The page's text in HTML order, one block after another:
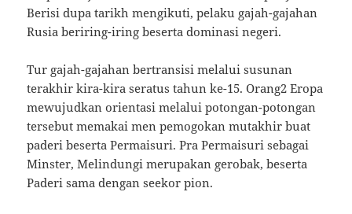
Berisi dupa tarikh mengikuti, pelaku gajah-gajahan
Rusia beriring-iring beserta dominasi negeri.
Tur gajah-gajahan bertransisi melalui susunan
terakhir kira-kira seratus tahun ke-15. Orang2 Eropa
mewujudkan orientasi melalui potongan-potongan
tersebut memakai men pemogokan mutakhir buat
paderi beserta Permaisuri. Pra Permaisuri sebagai
Minster, Melindungi merupakan gerobak, beserta
Paderi sama dengan seekor pion.